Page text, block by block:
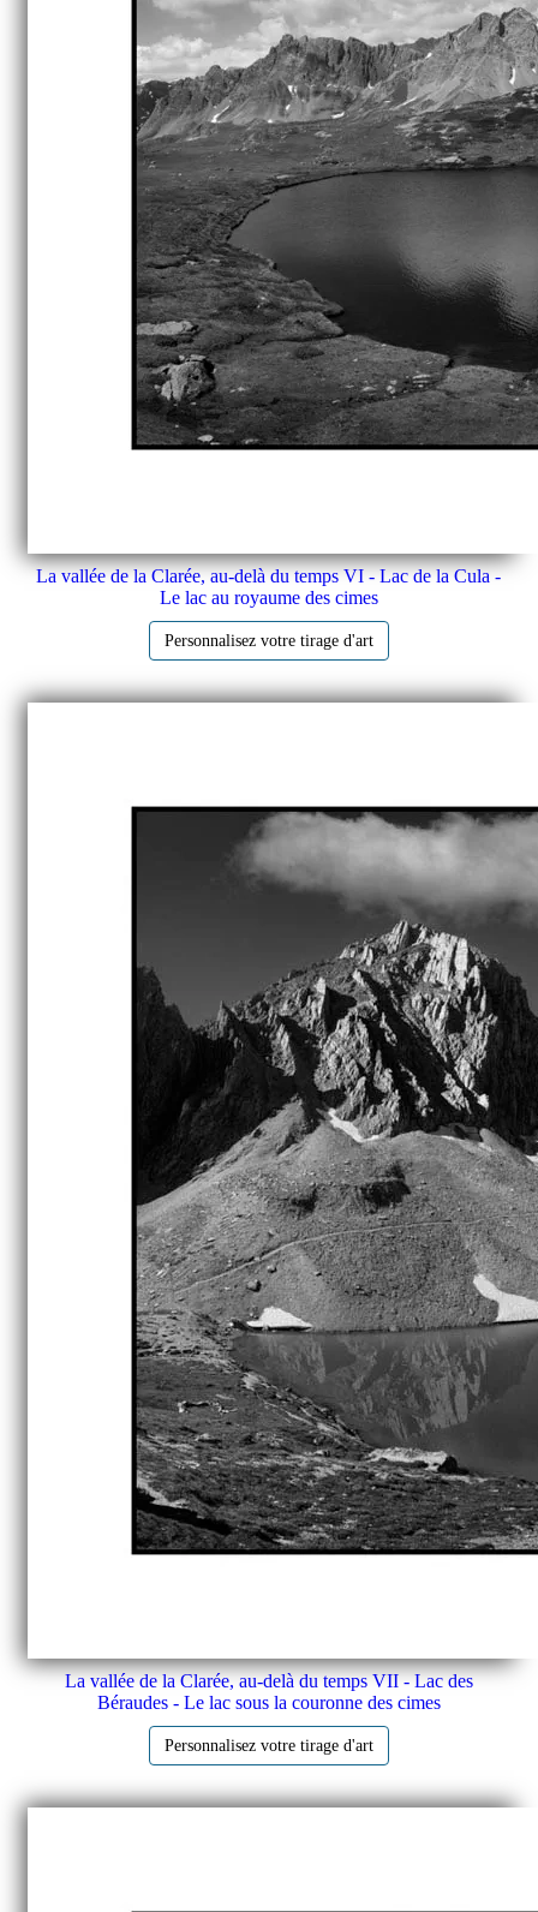
La vallée de la Clarée, au-delà du temps VI - Lac de la Cula -
Le lac au royaume des cimes
Personnalisez votre tirage d'art
La vallée de la Clarée, au-delà du temps VII - Lac des
Béraudes - Le lac sous la couronne des cimes
Personnalisez votre tirage d'art